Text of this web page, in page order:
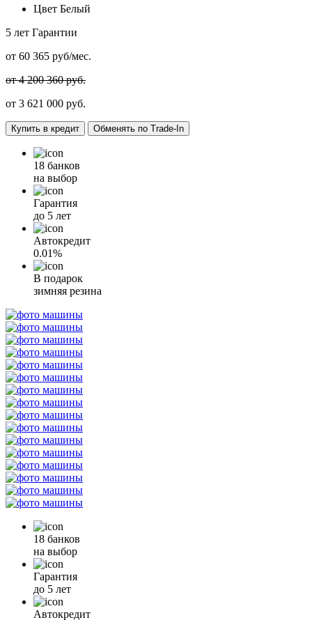
Цвет Белый
5 лет Гарантии
от 60 365 руб/мес.
от 4 200 360 руб.
от 3 621 000 руб.
Купить в кредит Обменять по Trade-In
18 банков
на выбор
Гарантия
до 5 лет
Автокредит
0.01%
В подарок
зимняя резина
18 банков
на выбор
Гарантия
до 5 лет
Автокредит